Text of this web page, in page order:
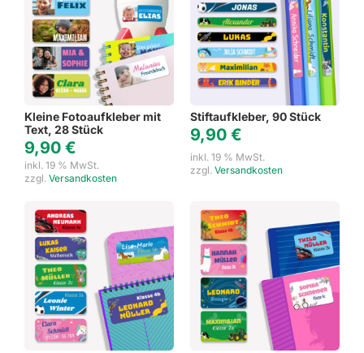
Kleine Fotoaufkleber mit
Text, 28 Stück
9,90 €
inkl. 19 % MwSt.
zzgl. Versandkosten
Stiftaufkleber, 90 Stück
9,90 €
inkl. 19 % MwSt.
zzgl. Versandkosten